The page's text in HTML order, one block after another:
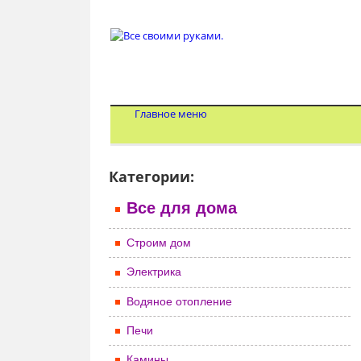
Главное меню
Категории:
Все для дома
Строим дом
Электрика
Водяное отопление
Печи